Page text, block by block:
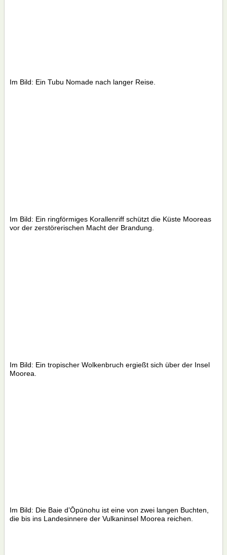
Im Bild: Ein Tubu Nomade nach langer Reise.
Im Bild: Ein ringförmiges Korallenriff schützt die Küste Mooreas
vor der zerstörerischen Macht der Brandung.
Im Bild: Ein tropischer Wolkenbruch ergießt sich über der Insel
Moorea.
Im Bild: Die Baie d’Ōpūnohu ist eine von zwei langen Buchten,
die bis ins Landesinnere der Vulkaninsel Moorea reichen.